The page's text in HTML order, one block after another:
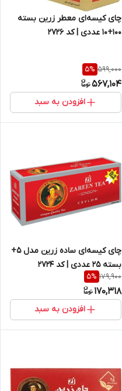
چای کیسه‌ای معطر زرین بسته
100+10 عددی | کد 2726
599,000
5%
567,104
افزودن به سبد
چای کیسه‌ای ساده زرین مدل 5+
بسته 25 عددی | کد 2724
179,900
5%
170,318
افزودن به سبد